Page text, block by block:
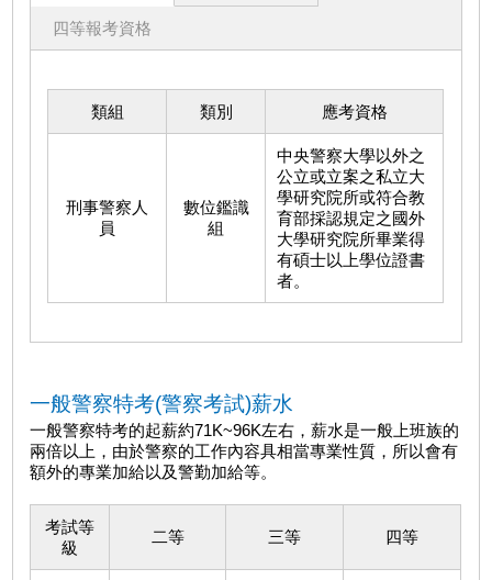
四等報考資格
類組 類別 應考資格
刑事警察人
員
數位鑑識
組
中央警察大學以外之
公立或立案之私立大
學研究院所或符合教
育部採認規定之國外
大學研究院所畢業得
有碩士以上學位證書
者。
一般警察特考(警察考試)薪水
一般警察特考的起薪約71K~96K左右，薪水是一般上班族的
兩倍以上，由於警察的工作內容具相當專業性質，所以會有
額外的專業加給以及警勤加給等。
考試等
級
二等 三等 四等